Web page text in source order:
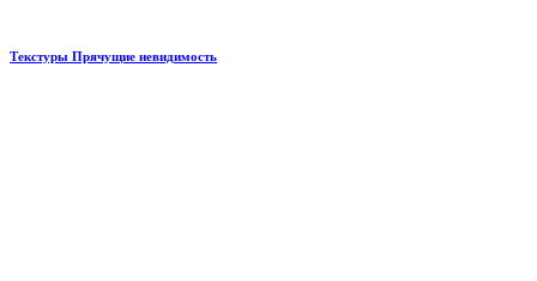
Текстуры Прячущие невидимость